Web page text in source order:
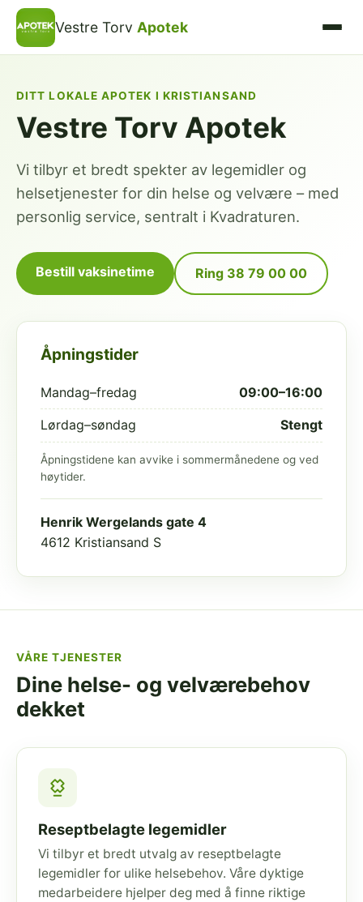
Vestre Torv Apotek
DITT LOKALE APOTEK I KRISTIANSAND
Vestre Torv Apotek
Vi tilbyr et bredt spekter av legemidler og
helsetjenester for din helse og velvære – med
personlig service, sentralt i Kvadraturen.
Bestill vaksinetime Ring 38 79 00 00
Åpningstider
Mandag–fredag 09:00–16:00
Lørdag–søndag Stengt
Åpningstidene kan avvike i sommermånedene og ved
høytider.
Henrik Wergelands gate 4
4612 Kristiansand S
VÅRE TJENESTER
Dine helse- og velværebehov
dekket
Reseptbelagte legemidler
Vi tilbyr et bredt utvalg av reseptbelagte
legemidler for ulike helsebehov. Våre dyktige
medarbeidere hjelper deg med å finne riktige